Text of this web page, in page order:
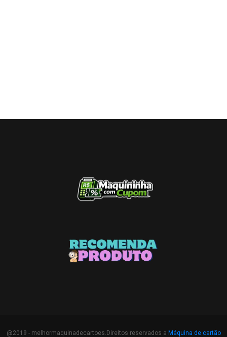
@2019 - melhormaquinadecartoes.Direitos reservados a Máquina de cartão